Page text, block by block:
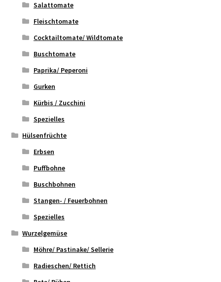
Salattomate
Fleischtomate
Cocktailtomate/ Wildtomate
Buschtomate
Paprika/ Peperoni
Gurken
Kürbis / Zucchini
Spezielles
Hülsenfrüchte
Erbsen
Puffbohne
Buschbohnen
Stangen- / Feuerbohnen
Spezielles
Wurzelgemüse
Möhre/ Pastinake/ Sellerie
Radieschen/ Rettich